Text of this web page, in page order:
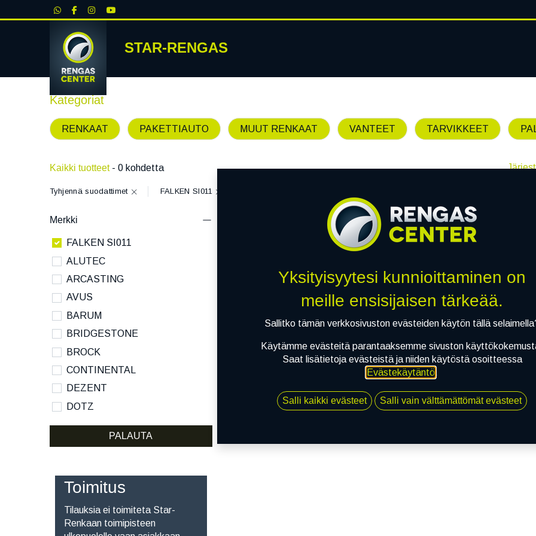
STAR-RENGAS
Kategoriat
RENKAAT PAKETTIAUTO MUUT RENKAAT VANTEET TARVIKKEET
Kaikki tuotteet - 0 kohdetta
Tyhjennä suodattimet FALKEN SI011
Merkki
FALKEN SI011
ALUTEC
ARCASTING
AVUS
BARUM
BRIDGESTONE
BROCK
CONTINENTAL
DEZENT
DOTZ
DYNAMO
KUMHO ECSTA SPORT S
NANKANG
NOKIAN
PALAUTA
Toimitus
Tilauksia ei toimiteta Star-
Renkaan toimipisteen
Emme löytäneet
Yksityisyytesi kunnioittaminen on
meille ensisijaisen tärkeää.
Sallitko tämän verkkosivuston evästeiden käytön tällä
Käytämme evästeitä parantaaksemme sivuston
Saat lisätietoja evästeistä ja niiden käytöstä osoitteessa
Evästekäytäntö.
Salli kaikki evästeet Salli vain välttämättömät evästeet